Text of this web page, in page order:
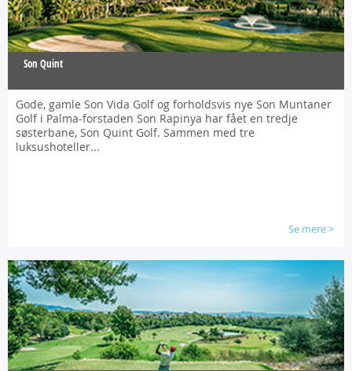
Son Quint
Gode, gamle Son Vida Golf og forholdsvis nye Son Muntaner
Golf i Palma-forstaden Son Rapinya har fået en tredje
søsterbane, Son Quint Golf. Sammen med tre
luksushoteller...
Se mere>